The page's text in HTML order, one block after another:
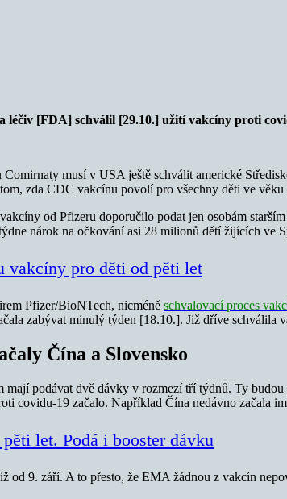
[FDA] schválil [29.10.] užití vakcíny proti
musí v USA ještě schválit americké
zda CDC vakcínu povolí pro všechny děti ve
od Pfizeru doporučilo podat jen osobám
nárok na očkování asi 28 milionů dětí žijících ve
vakcíny pro děti od pěti let
Pfizer/BioNTech, nicméně schvalovací proces
zabývat minulý týden [18.10.]. Již dříve schválila
Čína a Slovensko
podávat dvě dávky v rozmezí tří týdnů. Ty
covidu-19 začalo. Například Čína nedávno začala
let. Podá i booster dávku
od 9. září. A to přesto, že EMA žádnou z vakcín